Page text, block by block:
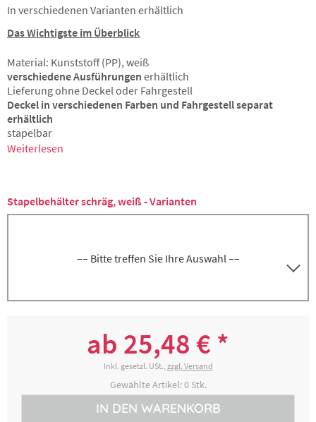
In verschiedenen Varianten erhältlich
Das Wichtigste im Überblick
Material: Kunststoff (PP), weiß
verschiedene Ausführungen erhältlich
Lieferung ohne Deckel oder Fahrgestell
Deckel in verschiedenen Farben und Fahrgestell separat
erhältlich
stapelbar
Weiterlesen
Stapelbehälter schräg, weiß - Varianten
–– Bitte treffen Sie Ihre Auswahl ––
8300018289
Behälter klein (44 cm x 38,5 cm), Nutzhöhe
28 cm, Volumen 15 Liter
ab 25,48 € *
Inkl. gesetzl. USt., zzgl. Versand
Gewählte Artikel:0Stk.
IN DEN WARENKORB